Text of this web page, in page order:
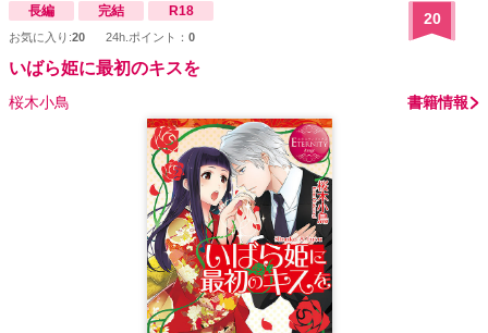
長編 完結 R18
お気に入り:20 24h.ポイント： 0
20
いばら姫に最初のキスを
桜木小鳥 書籍情報